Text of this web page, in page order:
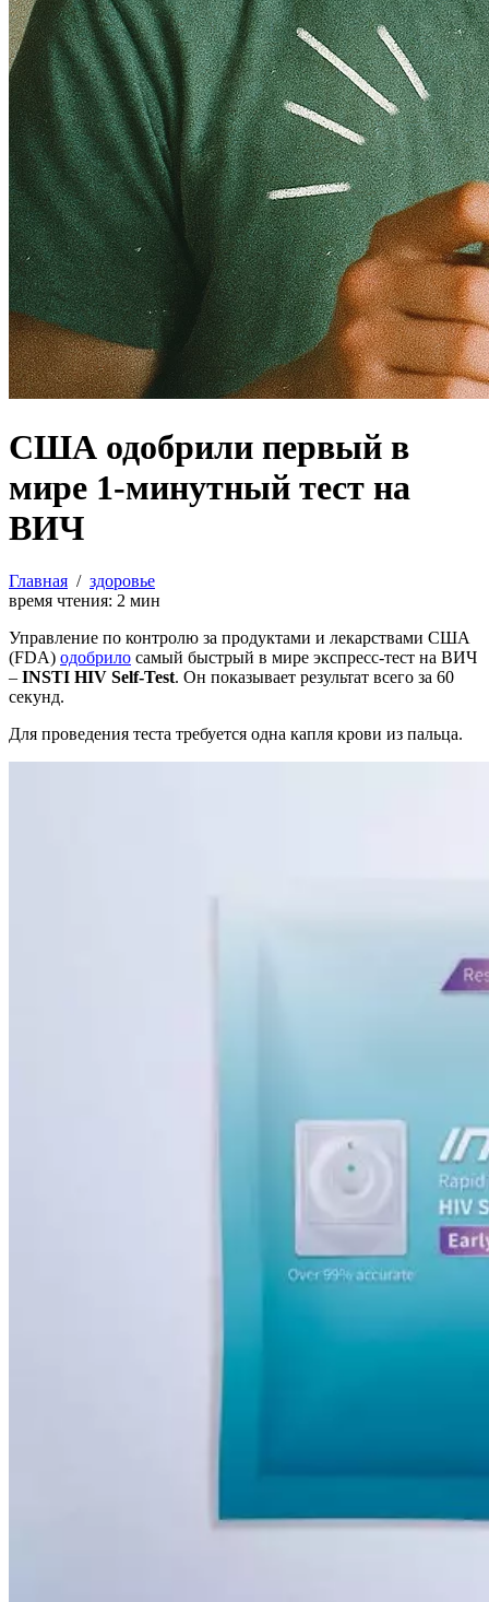
США одобрили первый в
мире 1-минутный тест на
ВИЧ
Главная / здоровье
время чтения: 2 мин
Управление по контролю за продуктами и лекарствами США
(FDA) одобрило самый быстрый в мире экспресс-тест на ВИЧ
– INSTI HIV Self-Test. Он показывает результат всего за 60
секунд.
Для проведения теста требуется одна капля крови из пальца.